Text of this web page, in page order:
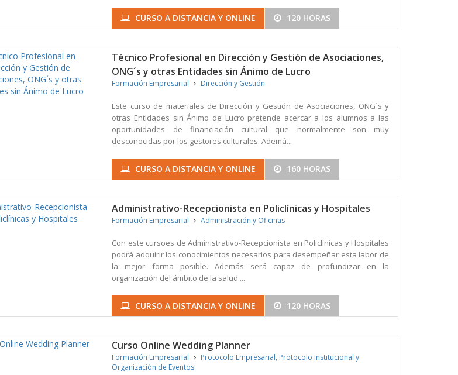
CURSO A DISTANCIA Y ONLINE 120 HORAS
Técnico Profesional en Dirección y Gestión de Asociaciones,
ONG´s y otras Entidades sin Ánimo de Lucro
Formación Empresarial Dirección y Gestión
Este curso de materiales de Dirección y Gestión de Asociaciones, ONG´s y
otras Entidades sin Ánimo de Lucro pretende acercar a los alumnos a las
oportunidades de financiación cultural que normalmente son muy
desconocidas por los gestores culturales. Ademá...
CURSO A DISTANCIA Y ONLINE 160 HORAS
Administrativo-Recepcionista en Policlínicas y Hospitales
Formación Empresarial Administración y Oficinas
Con este cursoes de Administrativo-Recepcionista en Policlínicas y Hospitales
podrá adquirir los conocimientos necesarios para desempeñar esta labor de
la mejor forma posible. Además será capaz de profundizar en la
organización del ámbito de la salud....
CURSO A DISTANCIA Y ONLINE 120 HORAS
Curso Online Wedding Planner
Formación Empresarial
Protocolo Empresarial, Protocolo Institucional y
Organización de Eventos